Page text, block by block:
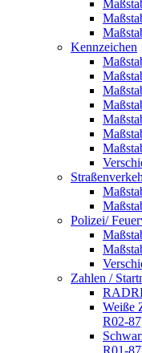
Kennzeichen
Polizei/
Zahlen /
Weiße
R02-
R01-